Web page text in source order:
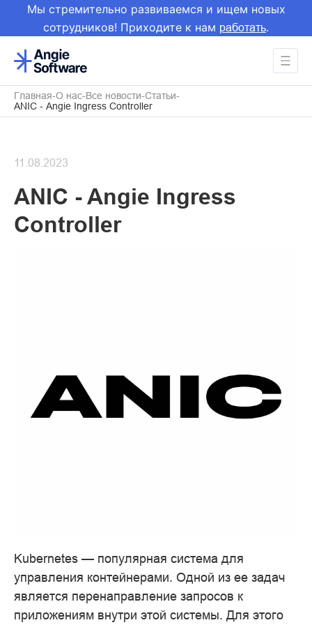
Мы стремительно развиваемся и ищем новых
сотрудников! Приходите к нам работать.
Главная О нас Все новости Статьи
ANIC - Angie Ingress Controller
ANIC - Angie Ingress
Controller
11.08.2023
Kubernetes — популярная система для
управления контейнерами. Одной из ее задач
является перенаправление запросов к
приложениям внутри этой системы. Для этого